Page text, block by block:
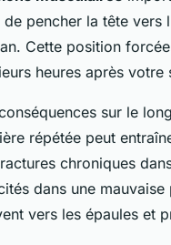
de pencher la tête vers
Cette position
heures après votre
sur le
répétée peut
chroniques
dans une
vers les épaules et